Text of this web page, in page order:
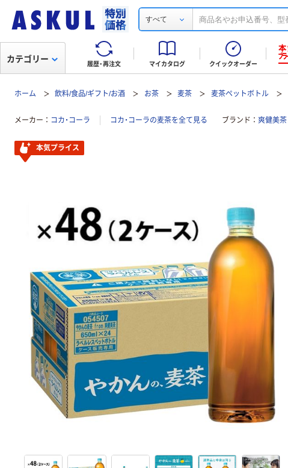
すべて
履歴・再注文 マイカタログ クイックオーダー
カテゴリー
ホーム 飲料/食品/ギフト/お酒 お茶 麦茶 麦茶ペットボトル
メーカー コカ・コーラ コカ・コーラの麦茶を全て見る ブランド 爽健美茶
本気プライス